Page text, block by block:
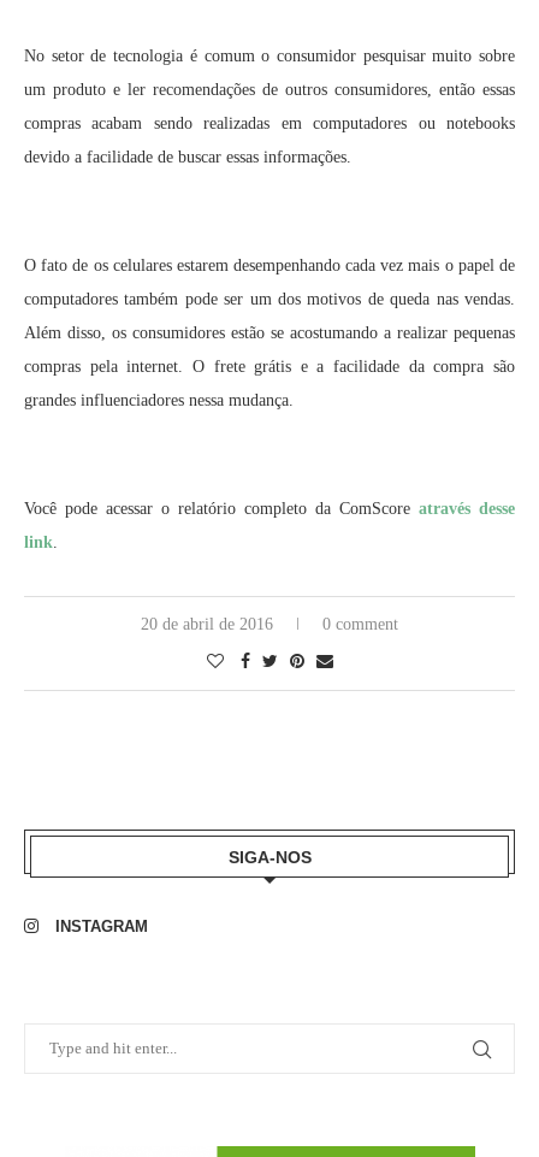
No setor de tecnologia é comum o consumidor pesquisar muito sobre
um produto e ler recomendações de outros consumidores, então essas
compras acabam sendo realizadas em computadores ou notebooks
devido a facilidade de buscar essas informações.
O fato de os celulares estarem desempenhando cada vez mais o papel de
computadores também pode ser um dos motivos de queda nas vendas.
Além disso, os consumidores estão se acostumando a realizar pequenas
compras pela internet. O frete grátis e a facilidade da compra são
grandes influenciadores nessa mudança.
Você pode acessar o relatório completo da ComScore através desse
link
20 de abril de 2016 0 comment
SIGA-NOS
INSTAGRAM